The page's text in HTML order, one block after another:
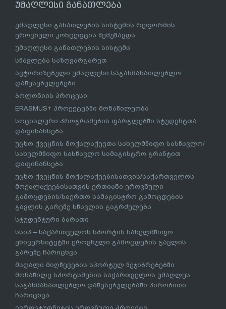
უმაღლესი განათლება
უმაღლესი განათლების სისტემის რეფორმის
ეროვნული კონცეფცია შემუშავდა
უმაღლესი განათლების სისტემა
სწავლება საზღვარგარეთ
ავტორიზებული უმაღლესი საგანმანათლებლო
დაწესებულებები
ბოლონიის პროცესი
ERASMUS+ პროექტებში მონაწილეობა
სოციალური პროგრამების ფარგლებში სტუდენტთა
დაფინანსება
უცხო ქვეყნის მოქალაქეეთა სახელმწიფო სასწავლო/
სახელმწიფო სასწავლო სამაგისტრო გრანტით
დაფინანსება
უცხო ქვეყნის მოქალაქეებისათვის/საქართველოს
მოქალაქეებისათვის ერთიანი ეროვნული
გამოცდების/საერთო სამაგისტრო გამოცდების
გავლის გარეშე სწავლის გაგრძელება
სტუდენტური ბარათი
სსიპ – საქართველოს სპორტის სახელმწიფო
უნივერსიტეტში ეროვნული გამოცდების გავლის
გარეშე ჩარიცხვა
მაღალი მიღწევების სპორტულ შეჯიბრებებში
მონაწილე სპორტსმენის საქართველოს უმაღლეს
საგანმანათლებლო დაწესებულებაში პირობითი
ჩარიცხვა